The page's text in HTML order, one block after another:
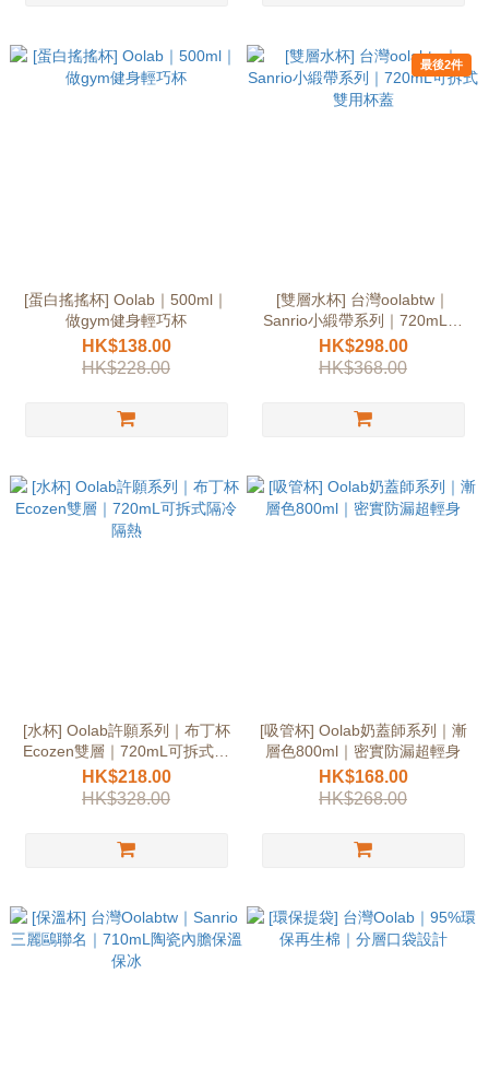
[蛋白搖搖杯] Oolab｜500ml｜
做gym健身輕巧杯
HK$138.00
HK$228.00
最後2件
[雙層水杯] 台灣oolabtw｜
Sanrio小緞帶系列｜720mL可
拆式雙用杯蓋
HK$298.00
HK$368.00
[水杯] Oolab許願系列｜布丁杯
Ecozen雙層｜720mL可拆式隔
冷隔熱
HK$218.00
HK$328.00
[吸管杯] Oolab奶蓋師系列｜漸
層色800ml｜密實防漏超輕身
HK$168.00
HK$268.00